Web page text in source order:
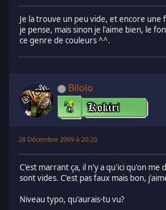
Je la trouve un peu vide, et encore une
je pense, mais sinon je l'aime bien, le
ce genre de couleurs ^^.
Bilolo
28 Décembre 2009 à 20:20
C'est marrant ça, il n'y a qu'ici qu'on me
sont vides. C'est pas faux mais bon,
Niveau typo, qu'aurais-tu vu?